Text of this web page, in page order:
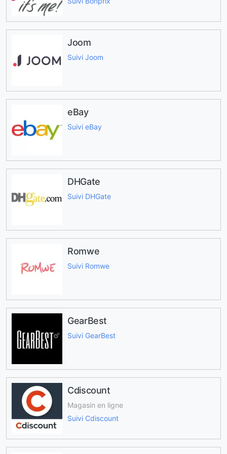
Joom
Suivi Joom
eBay
Suivi eBay
DHGate
Suivi DHGate
Romwe
Suivi Romwe
GearBest
Suivi GearBest
Cdiscount
Magasin en ligne
Suivi Cdiscount